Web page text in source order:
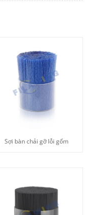
Sợi bàn chải gỡ lỗi gốm